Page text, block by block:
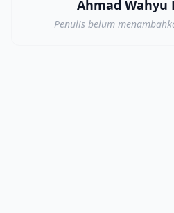
Ahmad Wahyu
Penulis belum